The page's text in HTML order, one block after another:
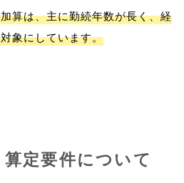
算は、主に勤続年数が長く、経
象にしています。
算定要件について